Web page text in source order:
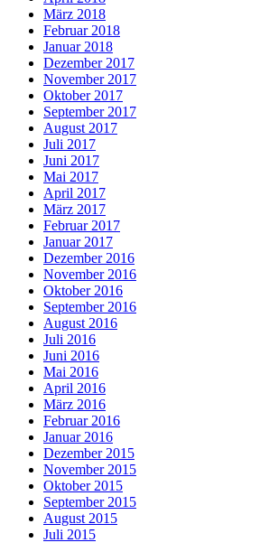
März 2018
Februar 2018
Januar 2018
Dezember 2017
November 2017
Oktober 2017
September 2017
August 2017
Juli 2017
Juni 2017
Mai 2017
April 2017
März 2017
Februar 2017
Januar 2017
Dezember 2016
November 2016
Oktober 2016
September 2016
August 2016
Juli 2016
Juni 2016
Mai 2016
April 2016
März 2016
Februar 2016
Januar 2016
Dezember 2015
November 2015
Oktober 2015
September 2015
August 2015
Juli 2015